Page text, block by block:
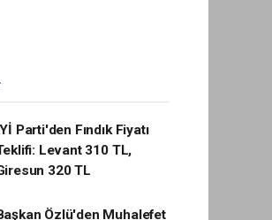
İYİ Parti'den Fındık Fiyatı
Levant 310 TL,
320 TL
Özlü'den Muhalefet